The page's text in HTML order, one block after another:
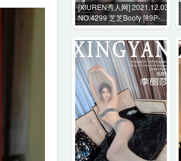
[XIUREN秀人网] 2021.12.03
NO.4299 芝芝Booty [89P-
758MB]